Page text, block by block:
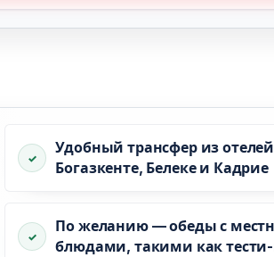
Удобный трансфер из
Богазкенте, Белеке и Кадрие
По желанию — обеды с
блюдами, такими как